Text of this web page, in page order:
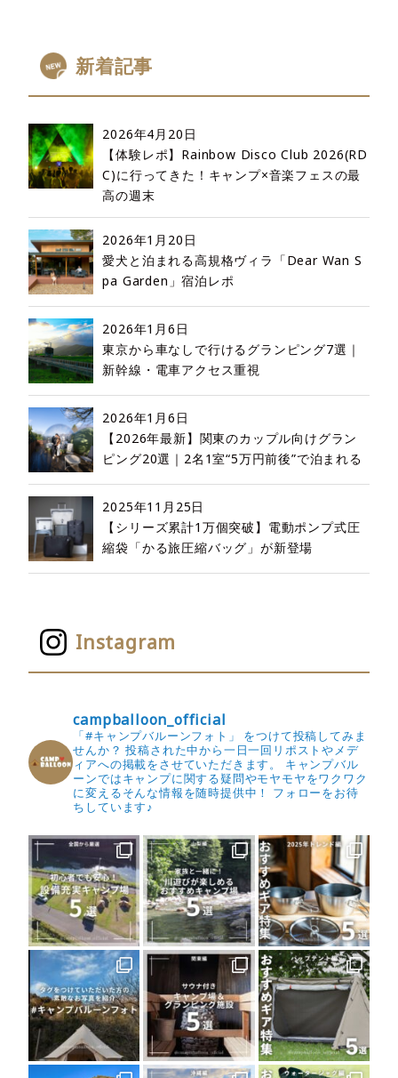
新着記事
2026年4月20日
【体験レポ】Rainbow Disco Club 2026(RD
C)に行ってきた！キャンプ×音楽フェスの最
高の週末
2026年1月20日
愛犬と泊まれる高規格ヴィラ「Dear Wan S
pa Garden」宿泊レポ
2026年1月6日
東京から車なしで行けるグランピング7選｜
新幹線・電車アクセス重視
2026年1月6日
【2026年最新】関東のカップル向けグラン
ピング20選｜2名1室“5万円前後”で泊まれる
2025年11月25日
【シリーズ累計1万個突破】電動ポンプ式圧
縮袋「かる旅圧縮バッグ」が新登場
Instagram
campballoon_official
「#キャンプバルーンフォト」 をつけて投稿してみま
せんか？ 投稿された中から一日一回リポストやメデ
ィアへの掲載をさせていただきます。
キャンプバル
ーンではキャンプに関する疑問やモヤモヤをワクワク
に変えるそんな情報を随時提供中！
フォローをお待
ちしています♪